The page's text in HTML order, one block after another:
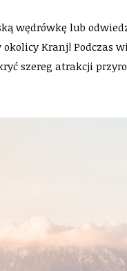
wędrówkę lub
Kranj! Podczas
szereg atrakcji